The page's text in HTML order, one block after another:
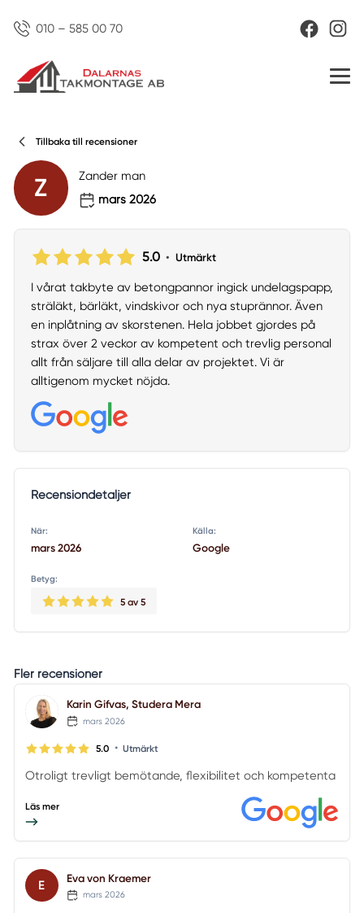
010 – 585 00 70
Tillbaka till recensioner
Z
Zander man
mars 2026
5.0 • Utmärkt
I vårat takbyte av betongpannor ingick undelagspapp,
sträläkt, bärläkt, vindskivor och nya stuprännor. Även
en inplåtning av skorstenen. Hela jobbet gjordes på
strax över 2 veckor av kompetent och trevlig personal
allt från säljare till alla delar av projektet. Vi är
alltigenom mycket nöjda.
Recensiondetaljer
När:
mars 2026
Källa:
Google
Betyg:
5av 5
Fler recensioner
Karin Gifvas, Studera Mera
mars 2026
5.0 • Utmärkt
Otroligt trevligt bemötande, flexibilitet och kompetenta
Läs mer
E Eva von Kraemer
mars 2026